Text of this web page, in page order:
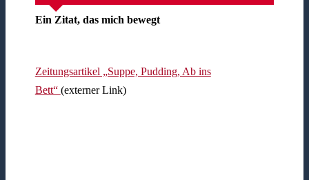
Ein Zitat, das mich bewegt
Zeitungsartikel „Suppe, Pudding, Ab ins
Bett“ (externer Link)